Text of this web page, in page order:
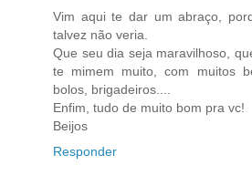
Vim aqui te dar um abraço,
talvez não veria.
Que seu dia seja maravilhoso,
te mimem muito, com muitos
bolos, brigadeiros....
Enfim, tudo de muito bom pra vc!
Beijos
Responder